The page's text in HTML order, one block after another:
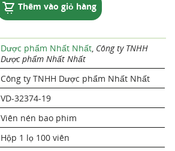
Thêm vào giỏ hàng
Dược phẩm Nhất Nhất, Công ty TNHH
Dược phẩm Nhất Nhất
Công ty TNHH Dược phẩm Nhất Nhất
VD-32374-19
Viên nén bao phim
Hộp 1 lọ 100 viên